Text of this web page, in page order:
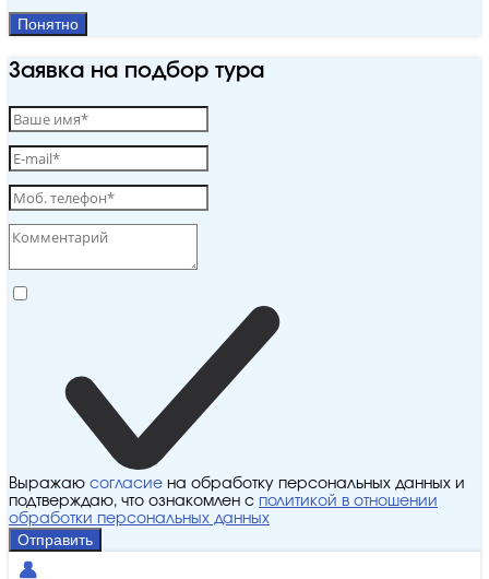
Понятно
Заявка на подбор тура
Выражаю согласие на обработку персональных данных и
подтверждаю, что ознакомлен с политикой в отношении
обработки персональных данных
Отправить